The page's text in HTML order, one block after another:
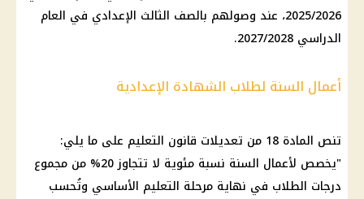
2025/2026، عند وصولهم بالصف الثالث الإعدادي في العام
الدراسي 2027/2028.
أعمال السنة لطلاب الشهادة الإعدادية
تنص المادة 18 من تعديلات قانون التعليم على ما يلي:
"يخصص لأعمال السنة نسبة مئوية لا تتجاوز 20% من مجموع
درجات الطلاب في نهاية مرحلة التعليم الأساسي وتُحسب